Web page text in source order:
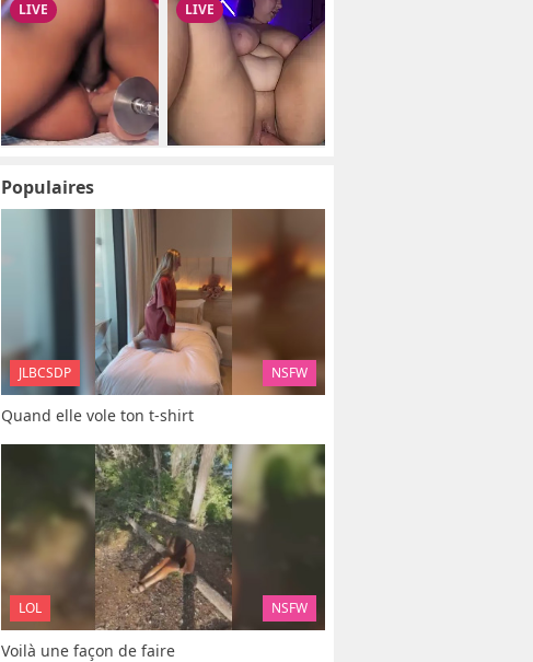
Populaires
JLBCSDP NSFW
Quand elle vole ton t-shirt
LOL NSFW
Voilà une façon de faire